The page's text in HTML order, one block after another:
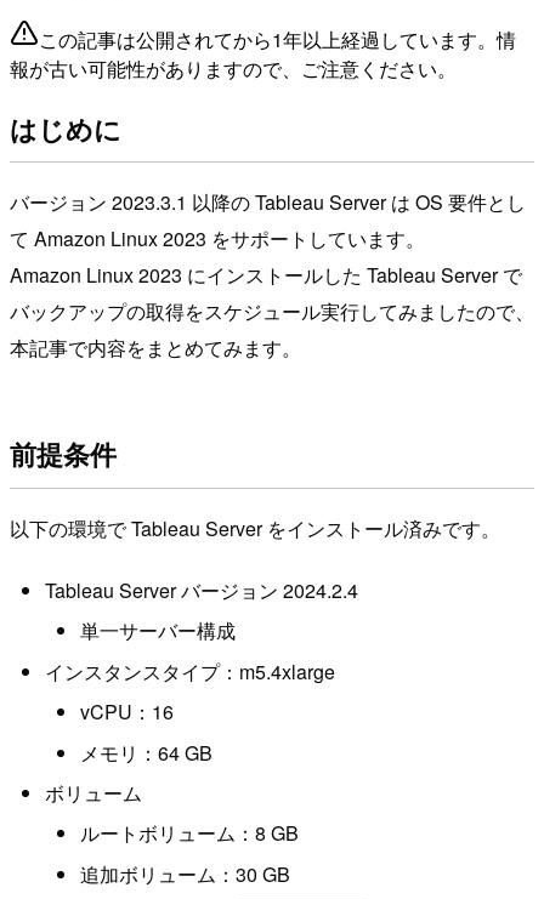
この記事は公開されてから1年以上経過しています。情
報が古い可能性がありますので、ご注意ください。
はじめに
バージョン 2023.3.1 以降の Tableau Server は OS 要件とし
て Amazon Linux 2023 をサポートしています。
Amazon Linux 2023 にインストールした Tableau Server で
バックアップの取得をスケジュール実行してみましたので、
本記事で内容をまとめてみます。
前提条件
以下の環境で Tableau Server をインストール済みです。
Tableau Server バージョン 2024.2.4
単一サーバー構成
インスタンスタイプ：m5.4xlarge
vCPU：16
メモリ：64 GB
ボリューム
ルートボリューム：8 GB
追加ボリューム：30 GB